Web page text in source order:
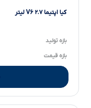
کیا اپتیما V۶ ۲.۷ لیتر
بازه تولید
بازه قیمت